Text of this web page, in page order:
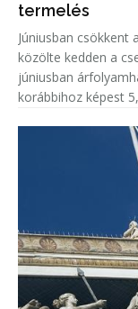
termelés
Júniusban csökkent
közölte kedden a cseh
júniusban
korábbihoz képest